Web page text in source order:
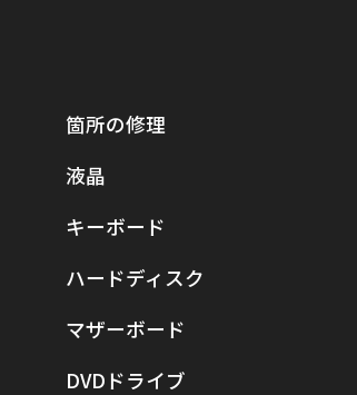
箇所の修理
液晶
キーボード
ハードディスク
マザーボード
DVDドライブ